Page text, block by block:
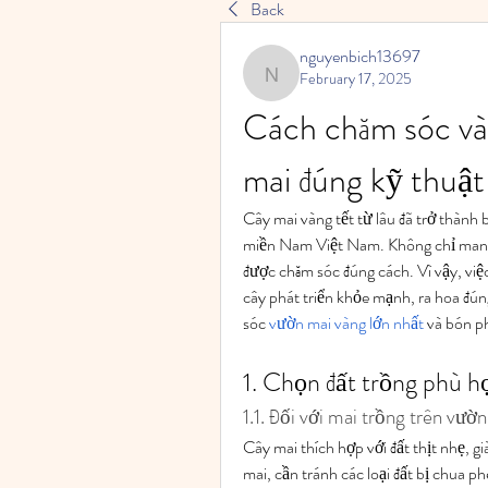
Back
nguyenbich13697
nguyenbich13697
February 17, 2025
Cách chăm sóc
mai đúng kỹ thuật
Cây mai vàng tết từ lâu đã trở
miền Nam Việt Nam. Không chỉ
được chăm sóc đúng cách. Vì vậy,
cây phát triển khỏe mạnh, ra hoa
sóc vườn mai vàng lớn nhất và bón
1. Chọn đất trồng phù
1.1. Đối với mai trồng trên
Cây mai thích hợp với đất thịt nhẹ,
mai, cần tránh các loại đất bị chua